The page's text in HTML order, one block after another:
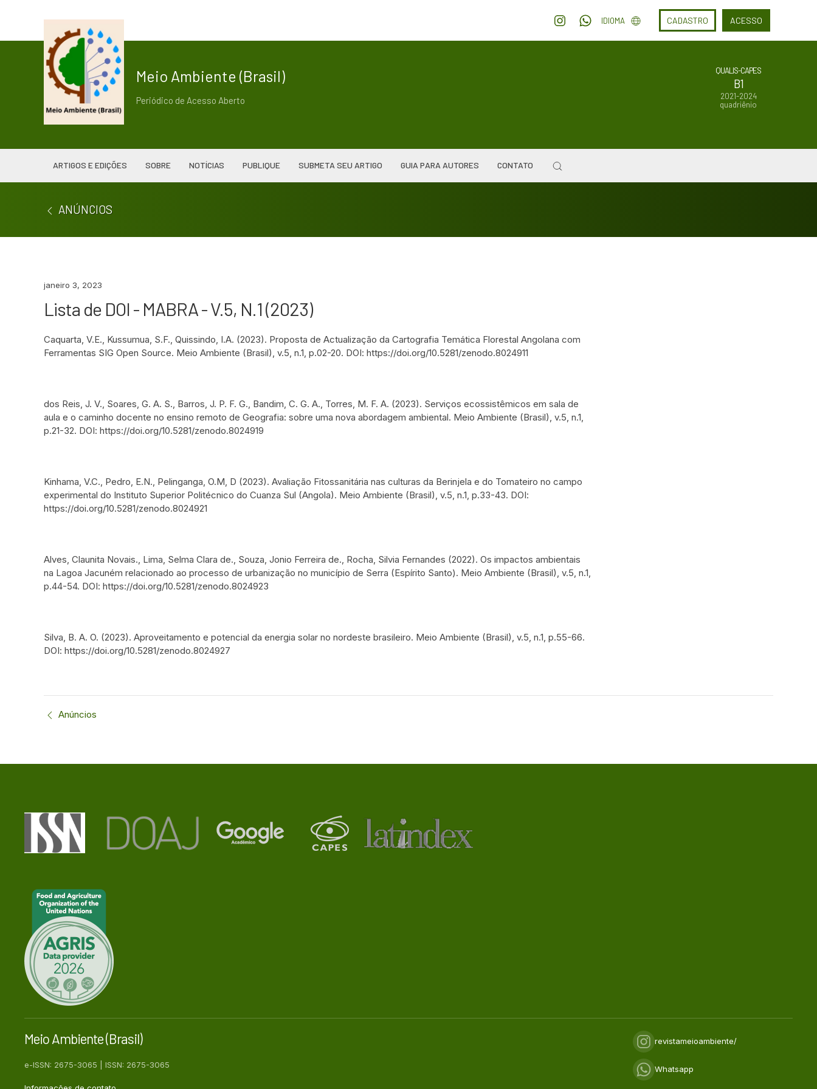
IDIOMA CADASTRO ACESSO
Meio Ambiente (Brasil)
Periódico de Acesso Aberto
QUALIS-CAPES
B1
2021-2024
quadriênio
ARTIGOS E EDIÇÕES SOBRE NOTÍCIAS PUBLIQUE SUBMETA SEU ARTIGO GUIA PARA AUTORES CONTATO
ANÚNCIOS
janeiro 3, 2023
Lista de DOI - MABRA - V.5, N.1 (2023)
Caquarta, V.E., Kussumua, S.F., Quissindo, I.A. (2023). Proposta de Actualização da Cartografia Temática Florestal Angolana com
Ferramentas SIG Open Source. Meio Ambiente (Brasil), v.5, n.1, p.02-20. DOI: https://doi.org/10.5281/zenodo.8024911
dos Reis, J. V., Soares, G. A. S., Barros, J. P. F. G., Bandim, C. G. A., Torres, M. F. A. (2023). Serviços ecossistêmicos em sala de
aula e o caminho docente no ensino remoto de Geografia: sobre uma nova abordagem ambiental. Meio Ambiente (Brasil), v.5, n.1,
p.21-32. DOI: https://doi.org/10.5281/zenodo.8024919
Kinhama, V.C., Pedro, E.N., Pelinganga, O.M, D (2023). Avaliação Fitossanitária nas culturas da Berinjela e do Tomateiro no campo
experimental do Instituto Superior Politécnico do Cuanza Sul (Angola). Meio Ambiente (Brasil), v.5, n.1, p.33-43. DOI:
https://doi.org/10.5281/zenodo.8024921
Alves, Claunita Novais., Lima, Selma Clara de., Souza, Jonio Ferreira de., Rocha, Silvia Fernandes (2022). Os impactos ambientais
na Lagoa Jacuném relacionado ao processo de urbanização no município de Serra (Espírito Santo). Meio Ambiente (Brasil), v.5, n.1,
p.44-54. DOI: https://doi.org/10.5281/zenodo.8024923
Silva, B. A. O. (2023). Aproveitamento e potencial da energia solar no nordeste brasileiro. Meio Ambiente (Brasil), v.5, n.1, p.55-66.
DOI: https://doi.org/10.5281/zenodo.8024927
Anúncios
Meio Ambiente (Brasil)
e-ISSN: 2675-3065 | ISSN: 2675-3065
revistameioambiente/
Whatsapp